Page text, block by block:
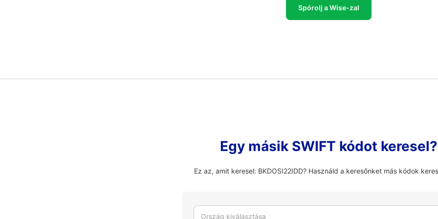
Spórolj a Wise-zal
Egy másik SWIFT kódot keresel?
Ez az, amit keresel: BKDOSI22IDD? Használd a keresőnket más kódok
Ország kiválasztása